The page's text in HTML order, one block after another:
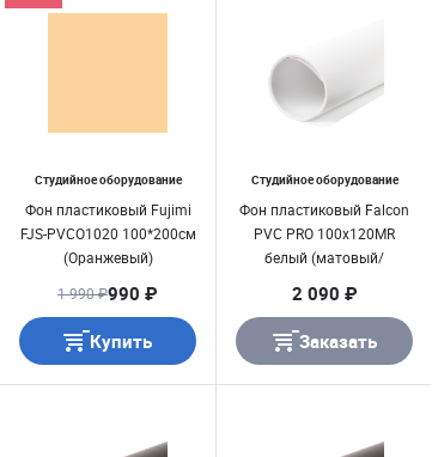
Студийное оборудование
Фон пластиковый Fujimi
FJS-PVCO1020 100*200см
(Оранжевый)
1 990 ₽990 ₽
Купить
Студийное оборудование
Фон пластиковый Falcon
PVC PRO 100х120MR
белый (матовый/
2 090 ₽
Заказать